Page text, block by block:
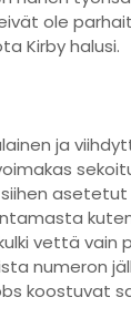
ole
Kirby halusi.
ja
vettä vain
numeron
koostuvat